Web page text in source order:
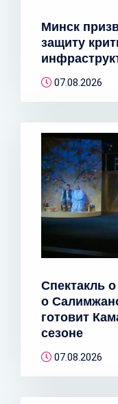
Минск
защиту
07.08.2026
Спектакль
о
готовит
сезоне
07.08.2026